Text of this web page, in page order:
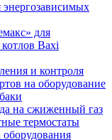
энергозависимых
для
Baxi
и контроля
на оборудование
на сжиженный газ
термостаты